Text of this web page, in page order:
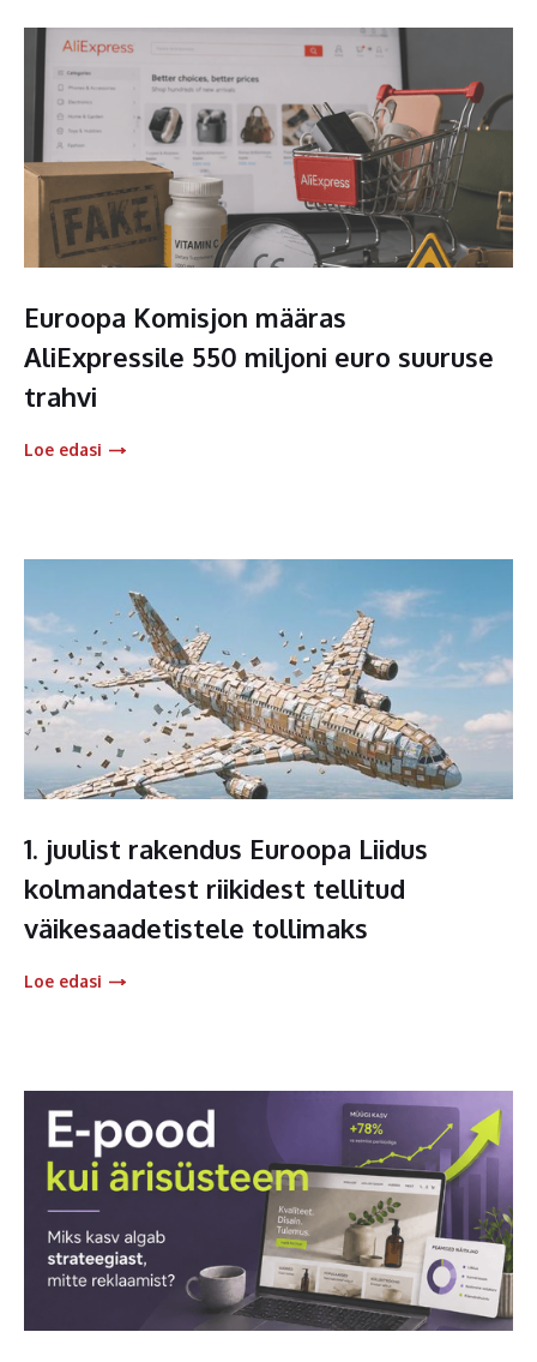
Euroopa Komisjon määras
AliExpressile 550 miljoni euro suuruse
trahvi
Loe edasi
1. juulist rakendus Euroopa Liidus
kolmandatest riikidest tellitud
väikesaadetistele tollimaks
Loe edasi